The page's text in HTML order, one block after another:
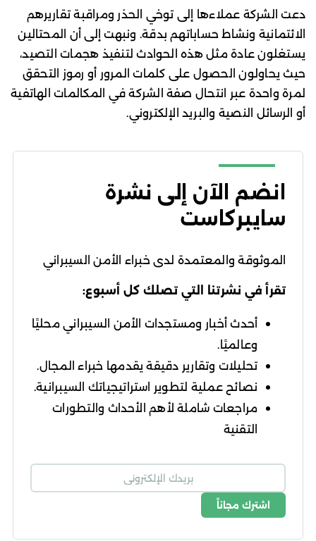
دعت الشركة عملاءها إلى توخي الحذر ومراقبة تقاريرهم
الائتمانية ونشاط حساباتهم بدقة. ونبهت إلى أن المحتالين
يستغلون عادة مثل هذه الحوادث لتنفيذ هجمات التصيد،
حيث يحاولون الحصول على كلمات المرور أو رموز التحقق
لمرة واحدة عبر انتحال صفة الشركة في المكالمات الهاتفية
أو الرسائل النصية والبريد الإلكتروني.
انضم الآن إلى نشرة
سايبركاست
الموثوقة والمعتمدة لدى خبراء الأمن السيبراني
تقرأ في نشرتنا التي تصلك كل أسبوع:
أحدث أخبار ومستجدات الأمن السيبراني محليًا
وعالميًا.
تحليلات وتقارير دقيقة يقدمها خبراء المجال.
نصائح عملية لتطوير استراتيجياتك السيبرانية.
مراجعات شاملة لأهم الأحداث والتطورات
التقنية
اشترك مجاناً